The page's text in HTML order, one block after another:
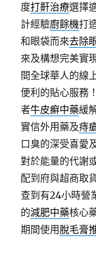
度打鼾治療選擇
計經驗廚餘機打
和眼袋而來去除
來及構想完美實
間全球華人的線
便利的貼心服務
者牛皮癬中藥緩
實信外用藥及痔
口臭的深受喜愛
對於能量的代謝
配到府與超商取
查到有24小時營
的減肥中藥核心
期間使用 脫毛膏